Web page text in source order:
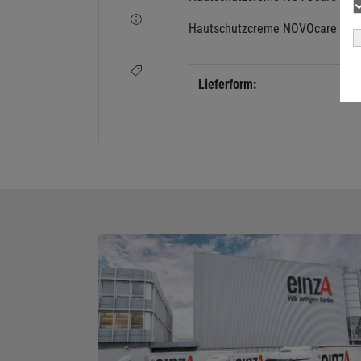
Hautschutzcreme NOVOcare
Lieferform: